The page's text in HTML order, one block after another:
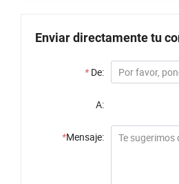
Enviar directamente tu
* De:
A:
*Mensaje: